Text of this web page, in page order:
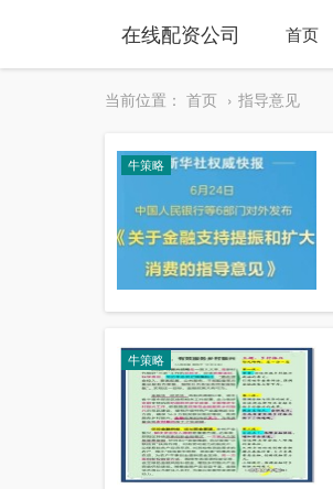
在线配资公司 首页
当前位置： 首页 指导意见
牛策略
牛策略